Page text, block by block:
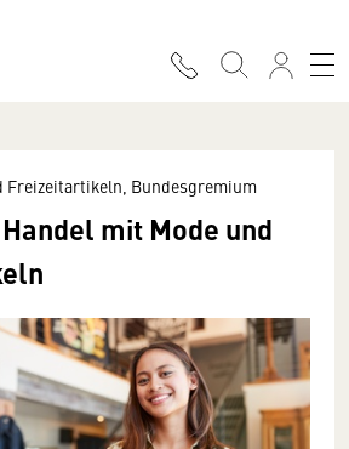
Freizeitartikeln, Bundesgremium
mit Mode und